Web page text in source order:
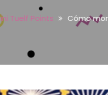
Tuelf Points Cómo